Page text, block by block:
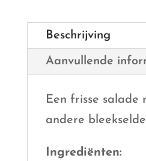
Beschrijving
Aanvullende
Een frisse salade
andere
Ingrediënten: